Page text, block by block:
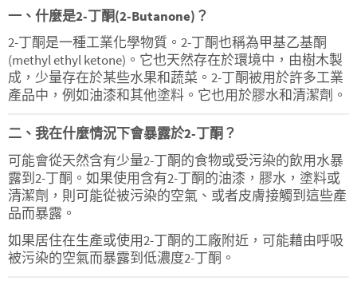
一、什麼是2-丁酮(2-Butanone)？
2-丁酮是一種工業化學物質。2-丁酮也稱為甲基乙基酮
(methyl ethyl ketone)。它也天然存在於環境中，由樹木製
成，少量存在於某些水果和蔬菜。2-丁酮被用於許多工業
產品中，例如油漆和其他塗料。它也用於膠水和清潔劑。
二、我在什麼情況下會暴露於2-丁酮？
可能會從天然含有少量2-丁酮的食物或受污染的飲用水暴
露到2-丁酮。如果使用含有2-丁酮的油漆，膠水，塗料或
清潔劑，則可能從被污染的空氣、或者皮膚接觸到這些產
品而暴露。
如果居住在生產或使用2-丁酮的工廠附近，可能藉由呼吸
被污染的空氣而暴露到低濃度2-丁酮。